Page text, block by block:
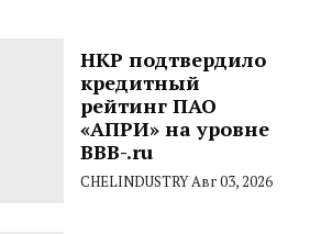
НКР подтвердило
кредитный
рейтинг ПАО
«АПРИ» на уровне
BBB-.ru
CHELINDUSTRYАвг 03, 2026